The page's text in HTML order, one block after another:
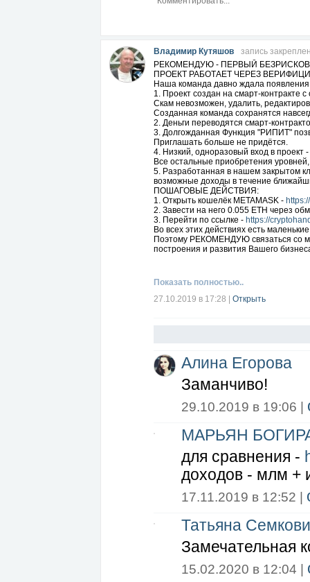
Владимир Кутяшов
запись
РЕКОМЕНДУЮ - ПЕРВЫЙ
ПРОЕКТ РАБОТАЕТ ЧЕРЕЗ
Наша команда давно ждала
1. Проект создан на смарт-контракте
Скам невозможен, удалить,
Созданная команда сохранятся
2. Деньги переводятся смарт-
3. Долгожданная Функция "РИПИТ"
Приглашать больше не придётся.
4. Низкий, одноразовый вход в
Все остальные приобретения
5. Разработанная в нашем
возможные доходы в течение
ПОШАГОВЫЕ ДЕЙСТВИЯ:
1. Открыть кошелёк METAMASK -
2. Завести на него 0.055 ETH через
3. Перейти по ссылке - https://
Во всех этих действиях есть
Поэтому РЕКОМЕНДУЮ связаться со
построения и развития Вашего
Показать полностью..
27.10.2019 в 17:28
Открыть
Алина Егорова
Заманчиво!
29.10.2019 в 19:06 |
МАРЬЯН
для сравнения -
доходов - млм +
17.11.2019 в 12:52 |
Татьяна
Замечательная
15.02.2020 в 12:04 |